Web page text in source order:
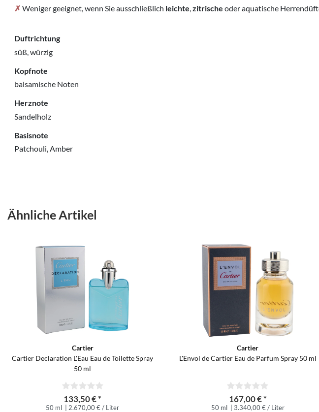
✗ Weniger geeignet, wenn Sie ausschließlich leichte,zitrische oder aquatische
Duftrichtung
süß, würzig
Kopfnote
balsamische Noten
Herznote
Sandelholz
Basisnote
Patchouli, Amber
Ähnliche Artikel
Cartier
Cartier Declaration L'Eau Eau de Toilette Spray
50 ml
133,50 € *
50 ml | 2.670,00 € / Liter
Cartier
L'Envol de Cartier Eau de Parfum Spray 50 ml
167,00 € *
50 ml | 3.340,00 € / Liter